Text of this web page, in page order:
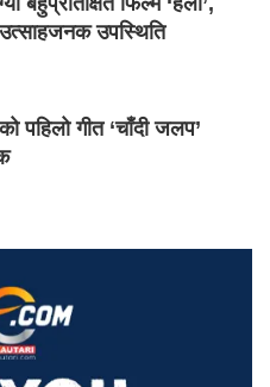
उपस्थिति
पहिलो गीत ‘चाँदी जलप’